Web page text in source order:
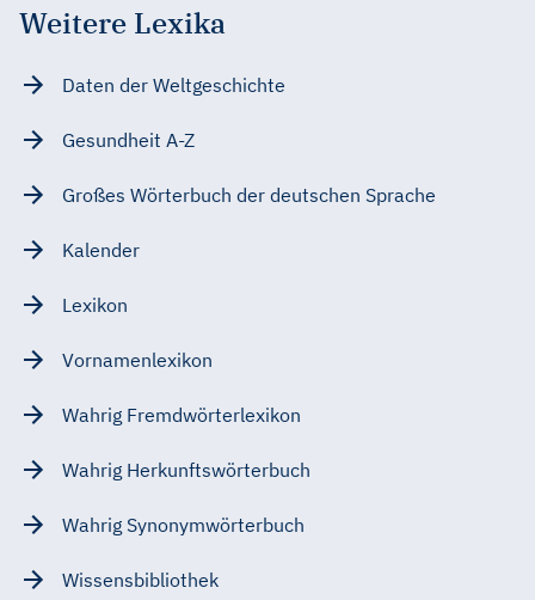
Weitere Lexika
Daten der Weltgeschichte
Gesundheit A-Z
Großes Wörterbuch der deutschen Sprache
Kalender
Lexikon
Vornamenlexikon
Wahrig Fremdwörterlexikon
Wahrig Herkunftswörterbuch
Wahrig Synonymwörterbuch
Wissensbibliothek